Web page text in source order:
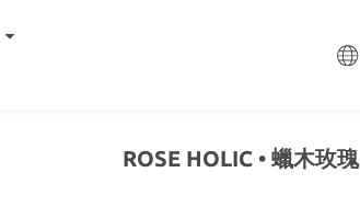
ROSE HOLIC • 蠟木玫瑰